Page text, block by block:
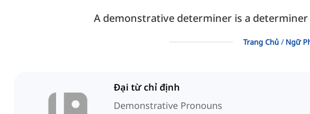
A demonstrative determiner is a
Trang Chủ Ngữ
Đại từ chỉ định
Demonstrative Pronouns